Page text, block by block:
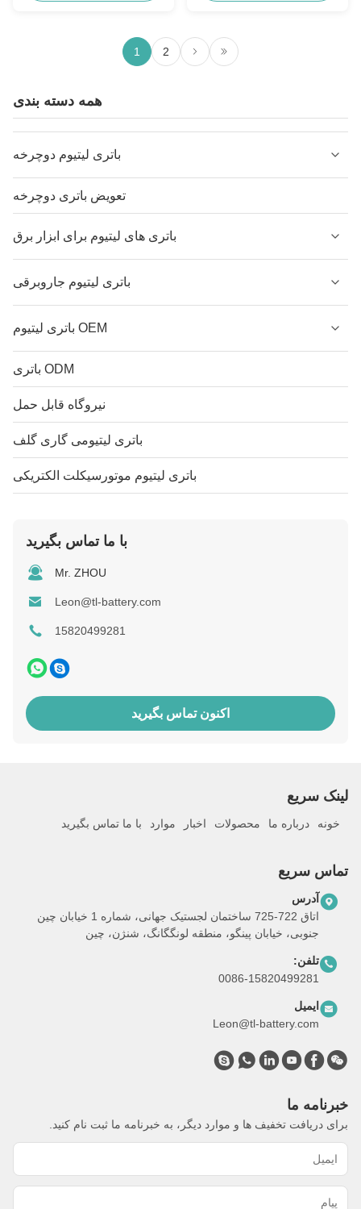
1 2
همه دسته بندی
باتری لیتیوم دوچرخه
تعویض باتری دوچرخه
باتری های لیتیوم برای ابزار برق
باتری لیتیوم جاروبرقی
باتری لیتیوم OEM
باتری ODM
نیروگاه قابل حمل
باتری لیتیومی گاری گلف
باتری لیتیوم موتورسیکلت الکتریکی
با ما تماس بگیرید
Mr. ZHOU
Leon@tl-battery.com
15820499281
اکنون تماس بگیرید
لینک سریع
خونه درباره ما محصولات اخبار موارد با ما تماس بگیرید
تماس سریع
آدرس
اتاق 722-725 ساختمان لجستیک جهانی، شماره 1 خیابان چین
جنوبی، خیابان پینگو، منطقه لونگگانگ، شنژن، چین
تلفن:
0086-15820499281
ایمیل
Leon@tl-battery.com
خبرنامه ما
برای دریافت تخفیف ها و موارد دیگر، به خبرنامه ما ثبت نام کنید.